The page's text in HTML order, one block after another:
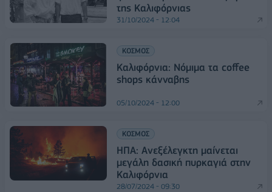
της Καλιφόρνιας
31/10/2024 - 12:04
ΚΟΣΜΟΣ
Καλιφόρνια: Νόμιμα τα coffee
shops κάνναβης
05/10/2024 - 12:00
ΚΟΣΜΟΣ
ΗΠΑ: Ανεξέλεγκτη μαίνεται
μεγάλη δασική πυρκαγιά στην
Καλιφόρνια
28/07/2024 - 09:30